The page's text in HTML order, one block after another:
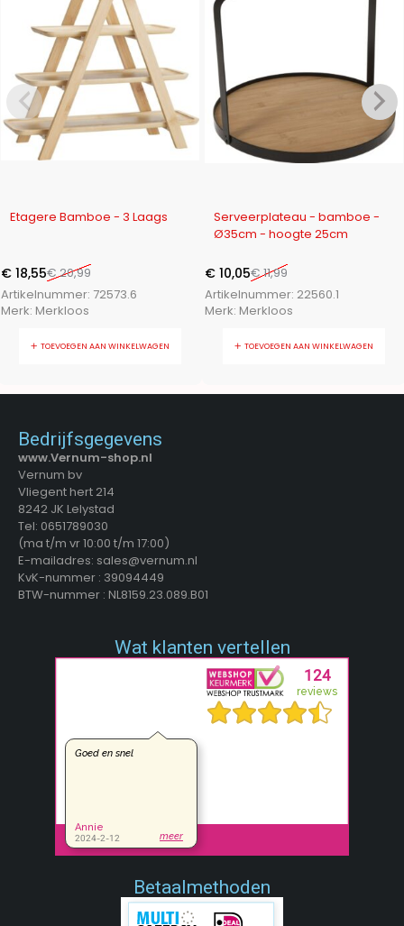
Etagere Bamboe - 3 Laags
€20,99
€ 18,55
Artikelnummer: 72573.6
Merk: Merkloos
TOEVOEGEN AAN WINKELWAGEN
Serveerplateau - bamboe -
Ø35cm - hoogte 25cm
€11,99
€ 10,05
Artikelnummer: 22560.1
Merk: Merkloos
TOEVOEGEN AAN WINKELWAGEN
Bedrijfsgegevens
www.Vernum-shop.nl
Vernum bv
Vliegent hert 214
8242 JK Lelystad
Tel: 0651789030
(ma t/m vr 10:00 t/m 17:00)
E-mailadres: sales@vernum.nl
KvK-nummer : 39094449
BTW-nummer : NL8159.23.089.B01
Wat klanten vertellen
Betaalmethoden